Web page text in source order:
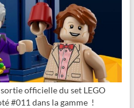
officielle du set LEGO
#011 dans la gamme !